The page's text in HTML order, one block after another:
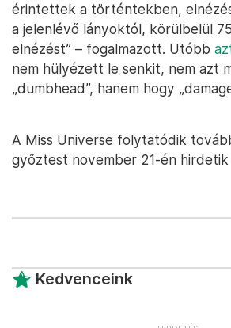
érintettek a történtekben,
a jelenlévő lányoktól, körülbelül
elnézést” – fogalmazott. Utóbb
nem hülyézett le senkit, nem azt
„dumbhead”, hanem hogy
A Miss Universe folytatódik
győztest november 21-én hirdetik
Kedvenceink